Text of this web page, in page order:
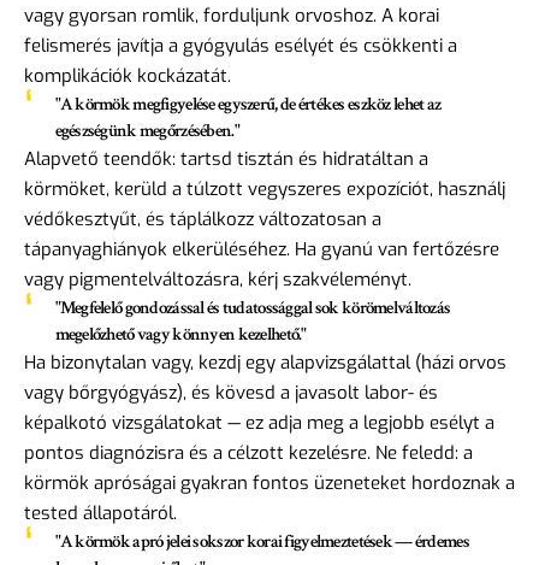
vagy gyorsan romlik, forduljunk orvoshoz. A korai
felismerés javítja a gyógyulás esélyét és csökkenti a
komplikációk kockázatát.
"A körmök megfigyelése egyszerű, de értékes eszköz lehet az
egészségünk megőrzésében."
Alapvető teendők: tartsd tisztán és hidratáltan a
körmöket, kerüld a túlzott vegyszeres expozíciót, használj
védőkesztyűt, és táplálkozz változatosan a
tápanyaghiányok elkerüléséhez. Ha gyanú van fertőzésre
vagy pigmentelváltozásra, kérj szakvéleményt.
"Megfelelő gondozással és tudatossággal sok körömelváltozás
megelőzhető vagy könnyen kezelhető."
Ha bizonytalan vagy, kezdj egy alapvizsgálattal (házi orvos
vagy bőrgyógyász), és kövesd a javasolt labor- és
képalkotó vizsgálatokat — ez adja meg a legjobb esélyt a
pontos diagnózisra és a célzott kezelésre. Ne feledd: a
körmök apróságai gyakran fontos üzeneteket hordoznak a
tested állapotáról.
"A körmök apró jelei sokszor korai figyelmeztetések — érdemes